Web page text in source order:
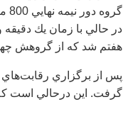
هفتم شد كه از گروهش
پس از برگزاري رقابت‌هاي
گرفت. اين درحالي است كه